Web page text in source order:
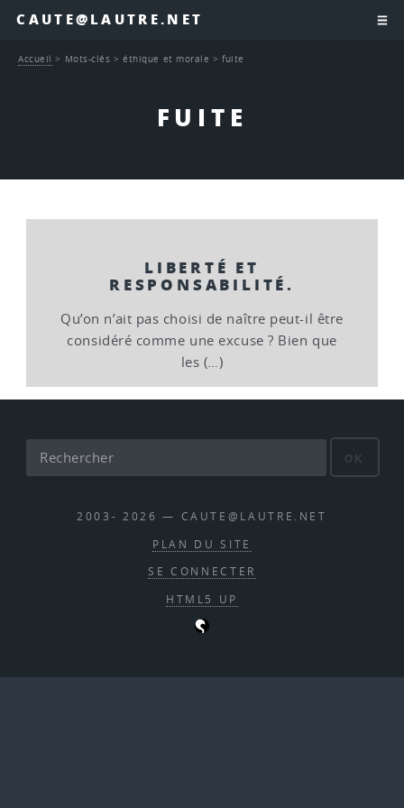
CAUTE@LAUTRE.NET
FUITE
Accueil > Mots-clés >éthique et morale >fuite
LIBERTÉ ET
RESPONSABILITÉ.
Qu’on n’ait pas choisi de naître peut-il être
considéré comme une excuse ? Bien que
les (…)
OK
2003- 2026 — CAUTE@LAUTRE.NET
PLAN DU SITE
SE CONNECTER
HTML5 UP